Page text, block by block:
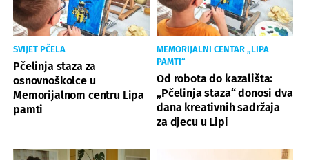
SVIJET PČELA
Pčelinja staza za
osnovnoškolce u
Memorijalnom centru Lipa
pamti
MEMORIJALNI CENTAR „LIPA
PAMTI“
Od robota do kazališta:
„Pčelinja staza“ donosi dva
dana kreativnih sadržaja
za djecu u Lipi